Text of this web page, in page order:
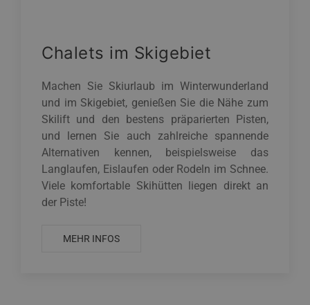
Chalets im Skigebiet
Machen Sie Skiurlaub im Winterwunderland
und im Skigebiet, genießen Sie die Nähe zum
Skilift und den bestens präparierten Pisten,
und lernen Sie auch zahlreiche spannende
Alternativen kennen, beispielsweise das
Langlaufen, Eislaufen oder Rodeln im Schnee.
Viele komfortable Skihütten liegen direkt an
der Piste!
MEHR INFOS